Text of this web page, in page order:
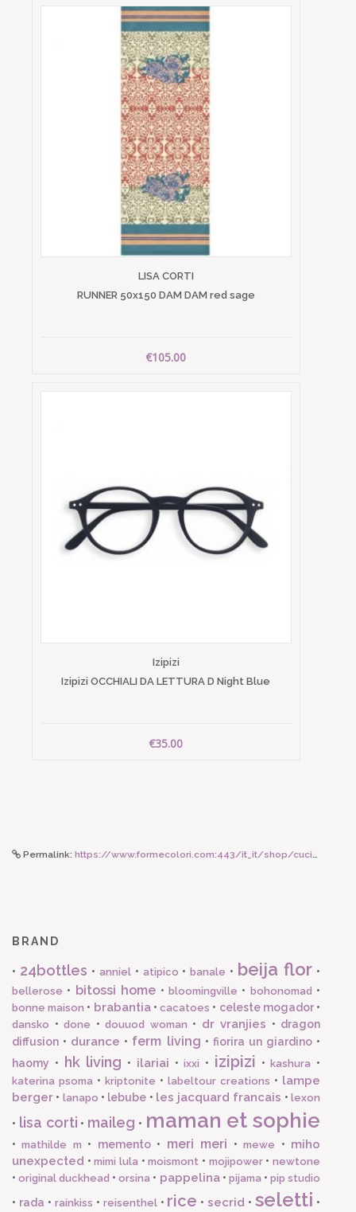
LISA CORTI
RUNNER 50x150 DAM DAM red sage
€105.00
Izipizi
Izipizi OCCHIALI DA LETTURA D Night Blue
€35.00
Permalink: https://www.formecolori.com:443/it_it/shop/cucina/piatti_in_porcellana/bitossi_home_piatto_da_portata_o_32_cm/4521
BRAND
• 24bottles • anniel• atipico •banale • beija flor •
bellerose • bitossi home • bloomingville • bohonomad •
bonne maison • brabantia•cacatoes • celeste mogador•
dansko • done • douuod woman • dr vranjies • dragon
diffusion • durance • ferm living • fiorira un giardino•
haomy • hk living • ilariai •ixxi • izipizi •kashura •
katerina psoma • kriptonite • labeltour creations • lampe
berger • lanapo • lebube • les jacquard francais •lexon
• lisa corti • maileg • maman et sophie
•mathilde m • memento• meri meri •mewe • miho
unexpected •mimi lula •moismont • mojipower•newtone
•original duckhead •orsina • pappelina• pijama • pip studio
• rada • rainkiss • reisenthel• rice •secrid •seletti •